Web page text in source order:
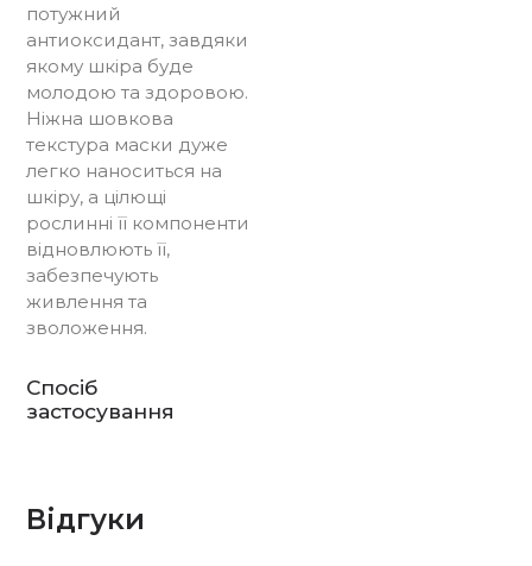
потужний
антиоксидант, завдяки
якому шкіра буде
молодою та здоровою.
Ніжна шовкова
текстура маски дуже
легко наноситься на
шкіру, а цілющі
рослинні її компоненти
відновлюють її,
забезпечують
живлення та
зволоження.
Спосіб
застосування
Відгуки